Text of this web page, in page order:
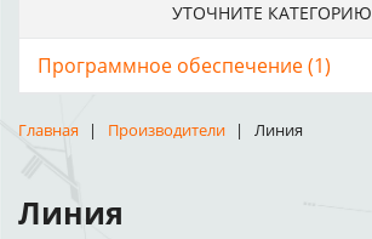
УТОЧНИТЕ КАТЕГОРИЮ
Программное обеспечение (1)
Главная Производители Линия
Линия